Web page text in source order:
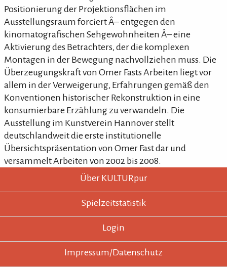
Positionierung der Projektionsflächen im
Ausstellungsraum forciert Â– entgegen den
kinomatografischen Sehgewohnheiten Â– eine
Aktivierung des Betrachters, der die komplexen
Montagen in der Bewegung nachvollziehen muss. Die
Überzeugungskraft von Omer Fasts Arbeiten liegt vor
allem in der Verweigerung, Erfahrungen gemäß den
Konventionen historischer Rekonstruktion in eine
konsumierbare Erzählung zu verwandeln. Die
Ausstellung im Kunstverein Hannover stellt
deutschlandweit die erste institutionelle
Übersichtspräsentation von Omer Fast dar und
versammelt Arbeiten von 2002 bis 2008.
KULTURpur - wissen wo was läuft.
KULTURpur FooterÜber KULTURpur
Spielzeitstatistik
Login
Impressum/Datenschutz